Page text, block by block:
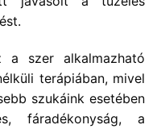
a szer alkalmazható
terápiában, mivel
szukáink esetében
fáradékonyság, a